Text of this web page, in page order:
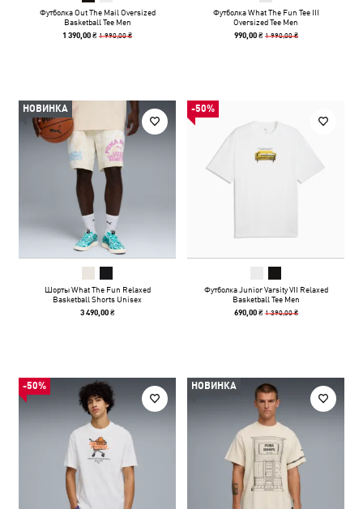
Футболка Out The Mail Oversized
Basketball Tee Men
1 390,00 ₴1 990,00 ₴
Футболка What The Fun Tee III
Oversized Tee Men
990,00 ₴ 1 990,00 ₴
НОВИНКА
Шорты What The Fun Relaxed
Basketball Shorts Unisex
3 490,00 ₴
-50%
Футболка Junior Varsity VII Relaxed
Basketball Tee Men
690,00 ₴ 1 390,00 ₴
-50% НОВИНКА